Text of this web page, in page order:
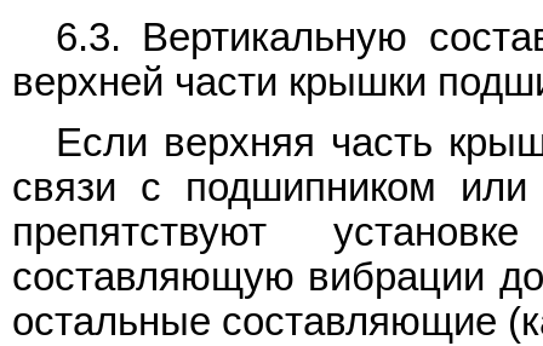
6.3. Вертикальную
верхней части крышки
Если верхняя часть
связи с подшипником или
препятствуют
составляющую вибрации
остальные составляющие